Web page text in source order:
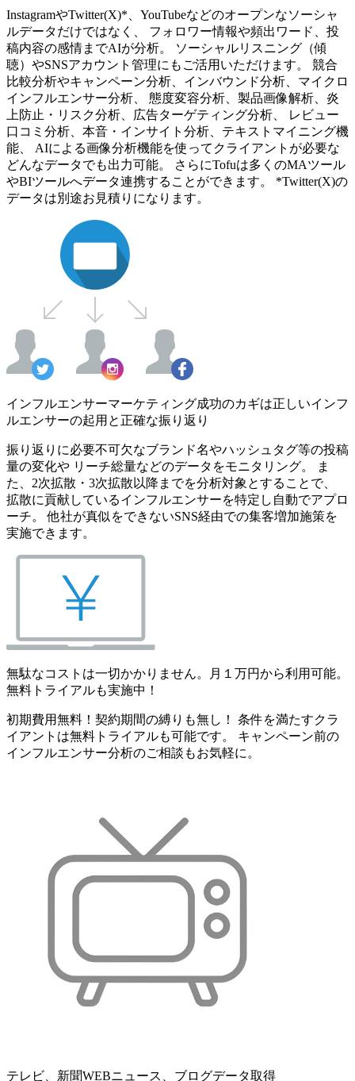
InstagramやTwitter(X)*、YouTubeなどのオープンなソーシャ
ルデータだけではなく、 フォロワー情報や頻出ワード、投
稿内容の感情までAIが分析。 ソーシャルリスニング（傾
聴）やSNSアカウント管理にもご活用いただけます。 競合
比較分析やキャンペーン分析、インバウンド分析、マイクロ
インフルエンサー分析、 態度変容分析、製品画像解析、炎
上防止・リスク分析、広告ターゲティング分析、 レビュー
口コミ分析、本音・インサイト分析、テキストマイニング機
能、 AIによる画像分析機能を使ってクライアントが必要な
どんなデータでも出力可能。 さらにTofuは多くのMAツール
やBIツールへデータ連携することができます。 *Twitter(X)の
データは別途お見積りになります。
インフルエンサーマーケティング成功のカギは正しいインフ
ルエンサーの起用と正確な振り返り
振り返りに必要不可欠なブランド名やハッシュタグ等の投稿
量の変化や リーチ総量などのデータをモニタリング。 ま
た、2次拡散・3次拡散以降までを分析対象とすることで、
拡散に貢献しているインフルエンサーを特定し自動でアプロ
ーチ。 他社が真似をできないSNS経由での集客増加施策を
実施できます。
無駄なコストは一切かかりません。月１万円から利用可能。
無料トライアルも実施中！
初期費用無料！契約期間の縛りも無し！ 条件を満たすクラ
イアントは無料トライアルも可能です。 キャンペーン前の
インフルエンサー分析のご相談もお気軽に。
テレビ、新聞WEBニュース、ブログデータ取得